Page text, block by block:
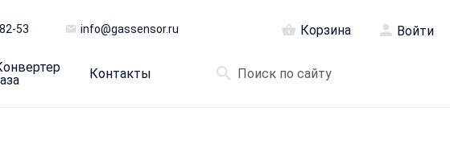
53 info@gassensor.ru Корзина Войти
Контакты